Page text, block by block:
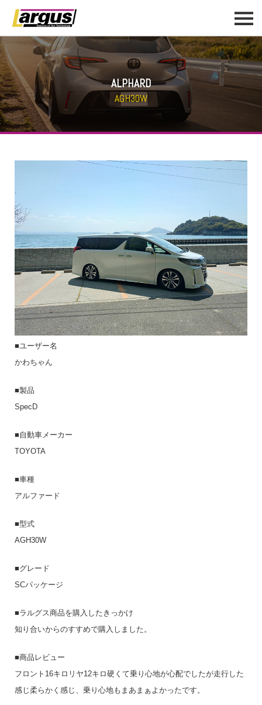
ALPHARD
AGH30W
■ユーザー名
かわちゃん
■製品
SpecD
■自動車メーカー
TOYOTA
■車種
アルファード
■型式
AGH30W
■グレード
SCパッケージ
■ラルグス商品を購入したきっかけ
知り合いからのすすめで購入しました。
■商品レビュー
フロント16キロリヤ12キロ硬くて乗り心地が心配でしたが走行した
感じ柔らかく感じ、乗り心地もまあまぁよかったです。